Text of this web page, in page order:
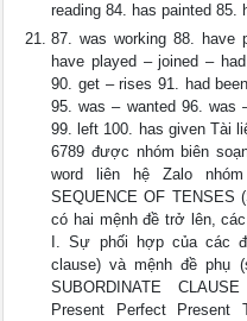
reading 84. has painted 85.
87. was working 88. have
have played – joined –
90. get – rises 91. had
95. was – wanted 96. was
99. left 100. has given Tài
6789 được nhóm biên
word liên hệ Zalo
SEQUENCE OF TENSES
có hai mệnh đề trở lên,
I. Sự phối hợp của các
clause) và mệnh đề phụ
SUBORDINATE
Present Perfect Present